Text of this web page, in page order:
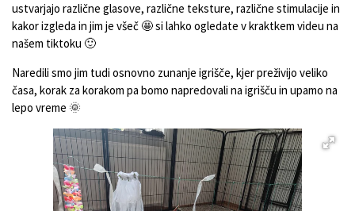
ustvarjajo različne glasove, različne teksture, različne stimulacije in
kakor izgleda in jim je všeč 🤩 si lahko ogledate v kraktkem videu na
našem tiktoku 🙂
Naredili smo jim tudi osnovno zunanje igrišče, kjer preživijo veliko
časa, korak za korakom pa bomo napredovali na igrišču in upamo na
lepo vreme 🌞